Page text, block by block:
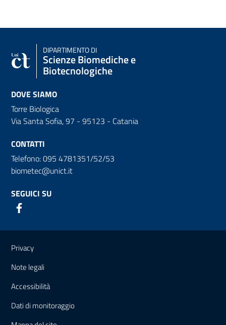
DIPARTIMENTO DI
Scienze Biomediche e
Biotecnologiche
DOVE SIAMO
Torre Biologica
Via Santa Sofia, 97 - 95123 - Catania
CONTATTI
Telefono: 095 4781351/52/53
biometec@unict.it
SEGUICI SU
Link e informazioni utili
Privacy
Note legali
Accessibilità
Dati di monitoraggio